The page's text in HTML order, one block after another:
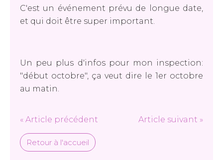
C'est un événement prévu de longue date,
et qui doit être super important.
Un peu plus d'infos pour mon inspection:
"début octobre", ça veut dire le 1er octobre
au matin.
« Article précédent Article suivant »
Retour à l'accueil